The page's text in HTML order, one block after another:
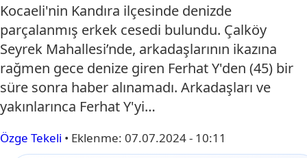
Kocaeli'nin Kandıra ilçesinde denizde
parçalanmış erkek cesedi bulundu. Çalköy
Seyrek Mahallesi’nde, arkadaşlarının ikazına
rağmen gece denize giren Ferhat Y'den (45) bir
süre sonra haber alınamadı. Arkadaşları ve
yakınlarınca Ferhat Y'yi…
Özge Tekeli • Eklenme: 07.07.2024 - 10:11